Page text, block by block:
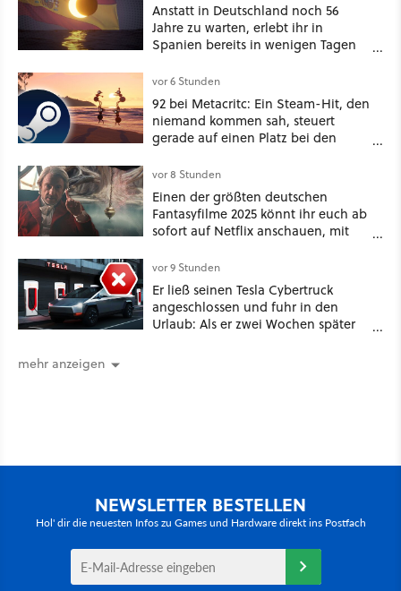
Anstatt in Deutschland noch 56
Jahre zu warten, erlebt ihr in
Spanien bereits in wenigen Tagen
vor 6 Stunden
92 bei Metacritc: Ein Steam-Hit, den
niemand kommen sah, steuert
gerade auf einen Platz bei den
vor 8 Stunden
Einen der größten deutschen
Fantasyfilme 2025 könnt ihr euch ab
sofort auf Netflix anschauen, mit
vor 9 Stunden
Er ließ seinen Tesla Cybertruck
angeschlossen und fuhr in den
Urlaub: Als er zwei Wochen später
mehr anzeigen
NEWSLETTER BESTELLEN
Hol' dir die neuesten Infos zu Games und Hardware direkt ins Postfach